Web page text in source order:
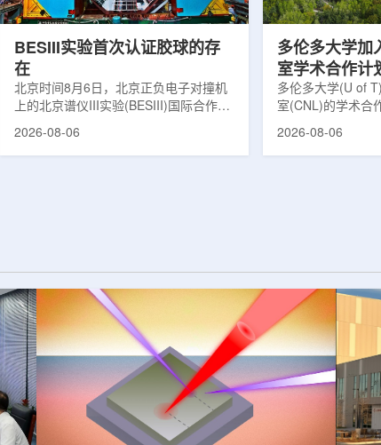
加速...
工...
BESIII实验首次认证胶球的存
在
北京时间8月6日，北京正负电子对撞机
上的北京谱仪III实验(BESIII)国际合作组
在巴西举行的国际高能物理大会(ICHEP
互...
2026-08-06
多伦多大学加
室学术合作计
多伦多大学(U of
室(CNL)的学术合
的第十家参与机构
2026-08-06